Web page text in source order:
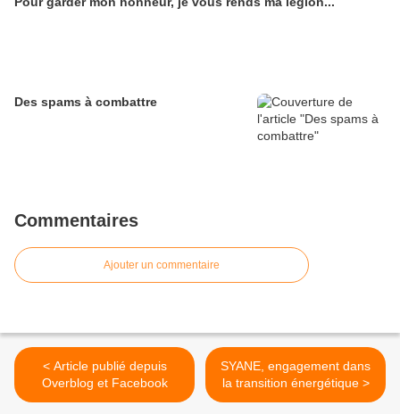
Des spams à combattre
Commentaires
Ajouter un commentaire
< Article publié depuis
Overblog et Facebook
SYANE, engagement dans
la transition énergétique >